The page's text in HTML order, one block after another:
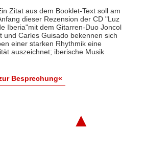
Zitat aus dem Booklet-Text soll am
dieser Rezension der CD "Luz
Iberia"mit dem Gitarren-Duo Joncol
und Carles Guisado bekennen sich
einer starken Rhythmik eine
auszeichnet; iberische Musik
Besprechung«
▲